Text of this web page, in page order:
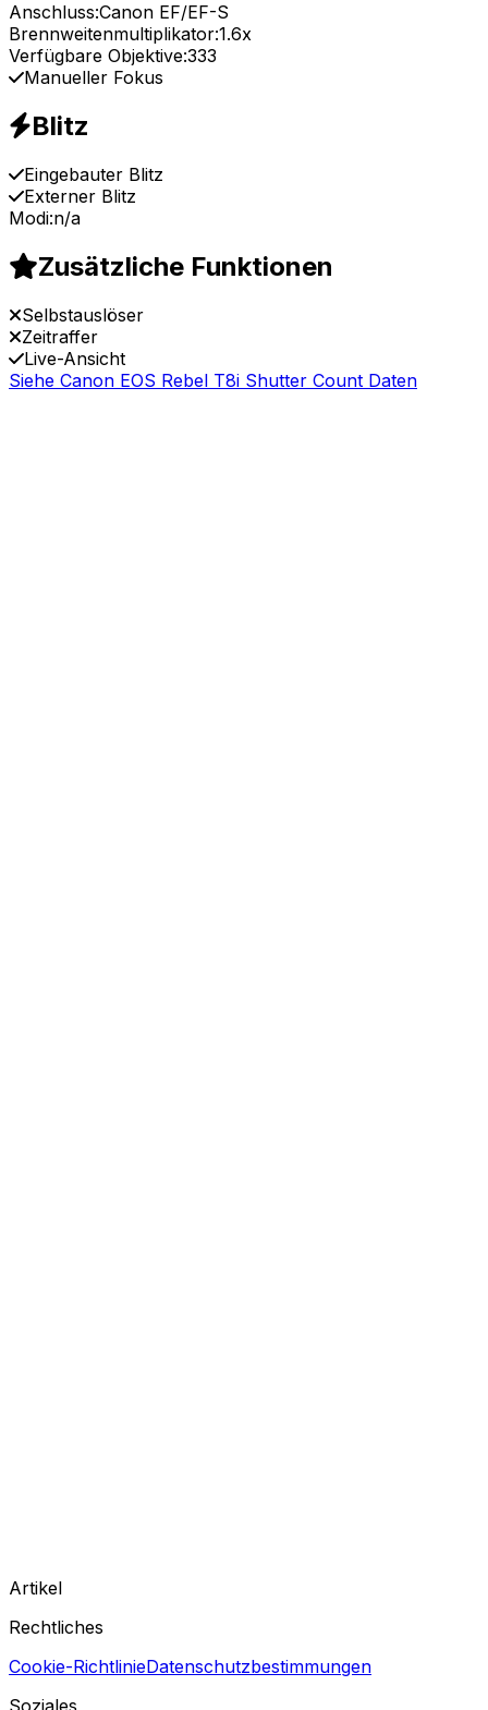
Anschluss:Canon EF/EF-S
Brennweitenmultiplikator:1.6x
Verfügbare Objektive:333
Manueller Fokus
Blitz
Eingebauter Blitz
Externer Blitz
Modi:n/a
Zusätzliche Funktionen
Selbstauslöser
Zeitraffer
Live-Ansicht
Siehe Canon EOS Rebel T8i Shutter Count Daten
Artikel
Rechtliches
Cookie-RichtlinieDatenschutzbestimmungen
Soziales